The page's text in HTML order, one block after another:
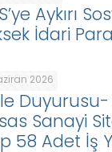
Aykırı
İdari
2026
Duyurusu-
Sanayi
58 Adet İş